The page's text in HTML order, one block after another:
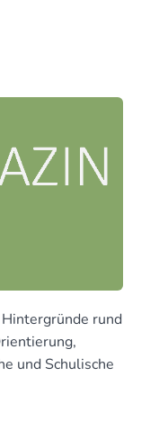
rund
und Schu­lische